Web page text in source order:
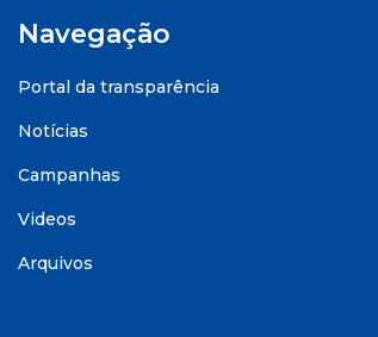
Navegação
Portal da transparência
Notícias
Campanhas
Videos
Arquivos